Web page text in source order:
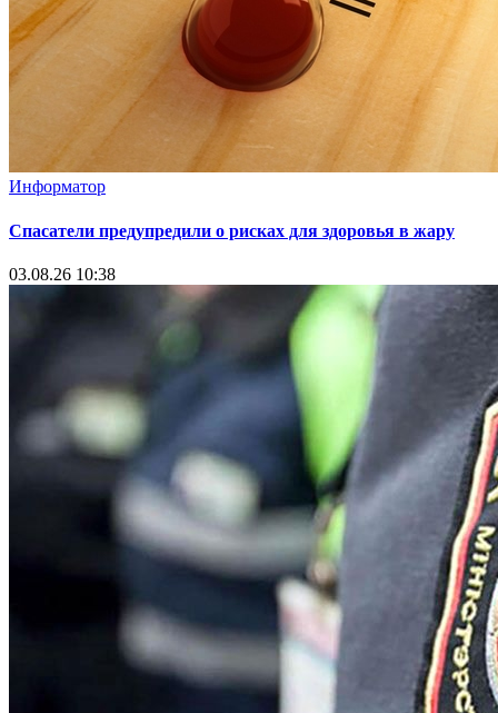
Информатор
Спасатели предупредили о рисках для здоровья в жару
03.08.26 10:38